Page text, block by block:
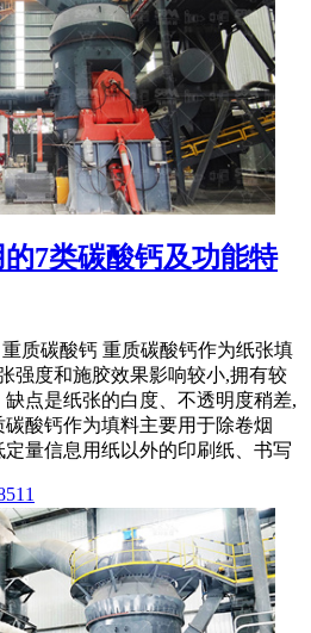
7类碳酸钙及功能特
质碳酸钙 重质碳酸钙作为纸张填
强度和施胶效果影响较小,拥有较
点是纸张的白度、不透明度稍差,
酸钙作为填料主要用于除卷烟
量信息用纸以外的印刷纸、书写